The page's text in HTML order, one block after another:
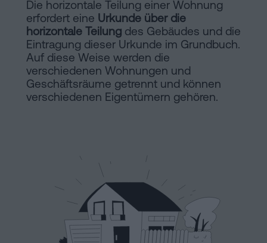
Installationen
Online-
Notariat
Kontaktieren
Auflösung
einer
eingetragenen
Lebenspartnerschaft
in
Barcelona
Gesellschaftsrecht
Erbschaft
Die horizontale Teilung einer Wohnung
erfordert eine Urkunde über die
horizontale Teilung des Gebäudes und die
Eintragung dieser Urkunde im Grundbuch.
Auf diese Weise werden die
verschiedenen Wohnungen und
Geschäftsräume getrennt und können
verschiedenen Eigentümern gehören.